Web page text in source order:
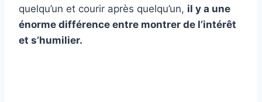
quelqu’un et courir après quelqu’un, il y a une
énorme différence entre montrer de l’intérêt
et s’humilier.